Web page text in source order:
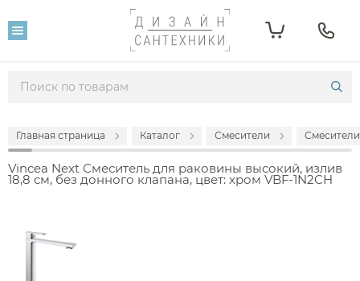
Главная страница Каталог Смесители
Vincea Next Смеситель для раковины высокий, излив
18,8 см, без донного клапана, цвет: хром VBF-1N2CH